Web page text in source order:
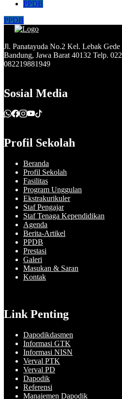
PPDB
PPDB
Jl. Panatayuda No.2 Kel. Lebak
Bandung, Jawa Barat 40132 Telp.
082219881949
Sosial Media
Profil Sekolah
Beranda
Profil Sekolah
Fasilitas
Program Unggulan
Ekstrakurikuler
Staf Pengajar
Staf Tenaga Kependidikan
Agenda
Berita-Artikel
PPDB
Prestasi
Galeri
Masukan & Saran
Kontak
Link Penting
Dapodikdasmen
Informasi GTK
Informasi NISN
Verval PTK
Verval PD
Dapodik
Referensi
Manajemen Dapodik